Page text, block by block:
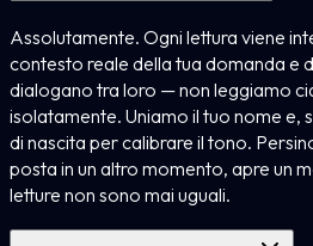
Assolutamente. Ogni lettura viene
contesto reale della tua domanda e
dialogano tra loro — non leggiamo
isolatamente. Uniamo il tuo nome e,
di nascita per calibrare il tono.
posta in un altro momento, apre un
letture non sono mai uguali.